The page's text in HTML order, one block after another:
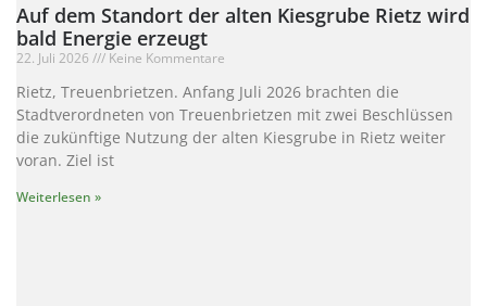
Auf dem Standort der alten Kiesgrube Rietz wird
bald Energie erzeugt
22. Juli 2026 Keine Kommentare
Rietz, Treuenbrietzen. Anfang Juli 2026 brachten die
Stadtverordneten von Treuenbrietzen mit zwei Beschlüssen
die zukünftige Nutzung der alten Kiesgrube in Rietz weiter
voran. Ziel ist
Weiterlesen »